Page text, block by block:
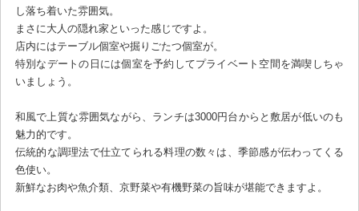
し落ち着いた雰囲気。
まさに大人の隠れ家といった感じですよ。
店内にはテーブル個室や掘りごたつ個室が。
特別なデートの日には個室を予約してプライベート空間を満喫しちゃ
いましょう。
和風で上質な雰囲気ながら、ランチは3000円台からと敷居が低いのも
魅力的です。
伝統的な調理法で仕立てられる料理の数々は、季節感が伝わってくる
色使い。
新鮮なお肉や魚介類、京野菜や有機野菜の旨味が堪能できますよ。